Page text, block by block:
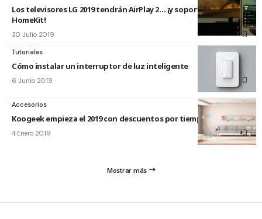
Los televisores LG 2019 tendrán AirPlay 2… ¡y soporte para
HomeKit!
30 Julio 2019
Tutoriales
Cómo instalar un interruptor de luz inteligente
6 Junio 2019
Accesorios
Koogeek empieza el 2019 con descuentos por tiempo limitado
4 Enero 2019
Mostrar más